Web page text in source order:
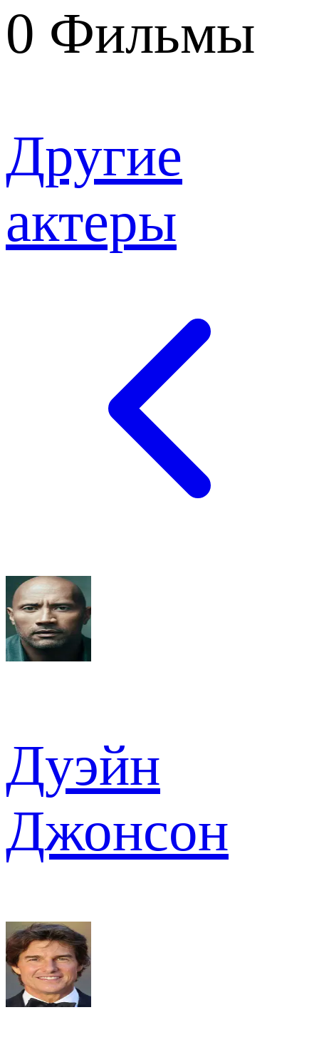
0 Фильмы
Другие
актеры
Дуэйн
Джонсон